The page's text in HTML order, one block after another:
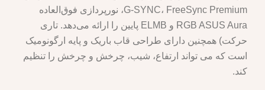
G-SYNC، FreeSync Premium، نورپردازی فوق‌العاده
RGB ASUS Aura و ELMB پایین را ارائه می‌دهد. تاری
حرکت) همچنین دارای طراحی قاب باریک و پایه ارگونومیک
است که می تواند ارتفاع، شیب، چرخش و چرخش را تنظیم
کند.